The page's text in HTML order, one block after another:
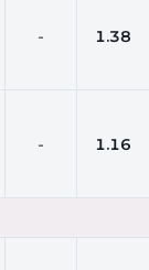
- 1.38
- 1.16